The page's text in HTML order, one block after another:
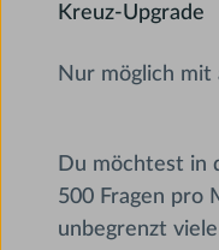
Kreuz-Upgrade
Nur möglich mit
Du möchtest in
500 Fragen pro
unbegrenzt